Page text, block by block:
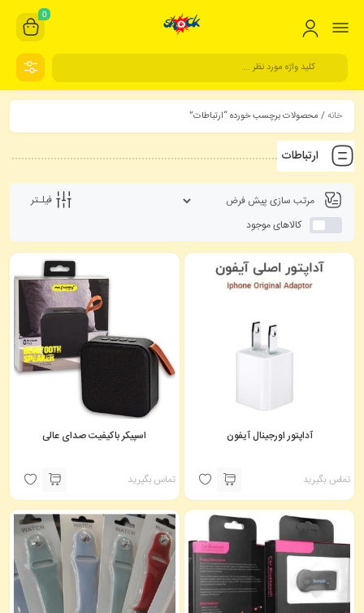
0
خانه/ محصولات برچسب خورده “ارتباطات”
ارتباطات
فیلـتر
کالاهای موجود
آداپتور اورجینال آیفون
تماس بگیرید
اسپیکر باکیفیت صدای عالی
تماس بگیرید